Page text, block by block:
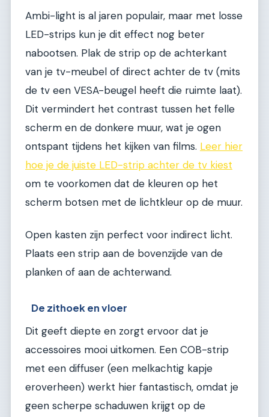
Ambi-light is al jaren populair, maar met losse
LED-strips kun je dit effect nog beter
nabootsen. Plak de strip op de achterkant
van je tv-meubel of direct achter de tv (mits
de tv een VESA-beugel heeft die ruimte laat).
Dit vermindert het contrast tussen het felle
scherm en de donkere muur, wat je ogen
ontspant tijdens het kijken van films. Leer hier
hoe je de juiste LED-strip achter de tv kiest
om te voorkomen dat de kleuren op het
scherm botsen met de lichtkleur op de muur.
Open kasten zijn perfect voor indirect licht.
Plaats een strip aan de bovenzijde van de
planken of aan de achterwand.
De zithoek en vloer
Dit geeft diepte en zorgt ervoor dat je
accessoires mooi uitkomen. Een COB-strip
met een diffuser (een melkachtig kapje
eroverheen) werkt hier fantastisch, omdat je
geen scherpe schaduwen krijgt op de